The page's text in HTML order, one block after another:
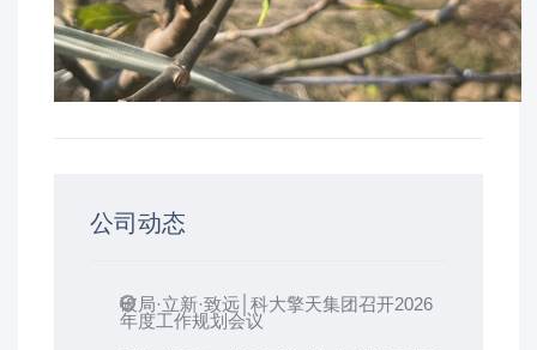
公司动态
破局·立新·致远│科大擎天集团召开2026
年度工作规划会议